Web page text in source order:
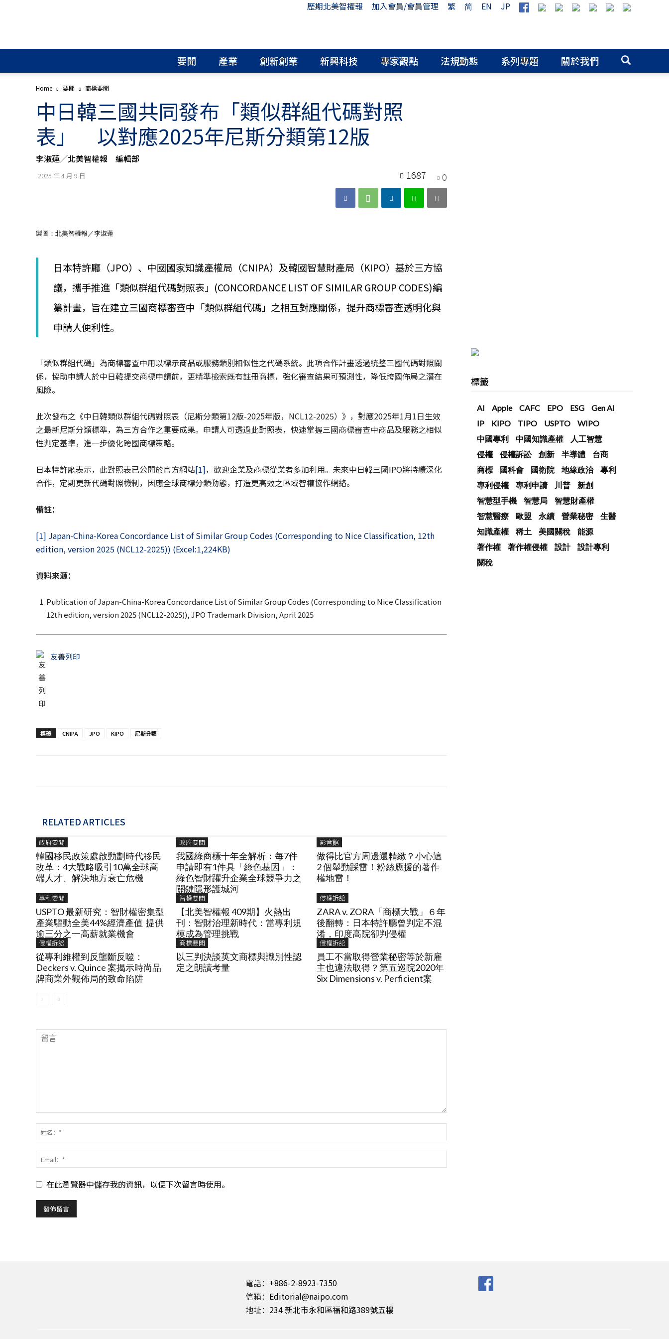
歷期北美智權報 加入會員/會員管理 繁 简 EN
JP
權
│
申
請
│
商
標
申
請
顧
│
專
利
國
專
要聞 產業 創新創業 新興科技 專家觀點 法規動態 系列專題 關於我們
Home 要聞 商標要聞
中日韓三國共同發布「類似群組代碼對照
表」 以對應2025年尼斯分類第12版
李淑蓮╱北美智權報 編輯部
2025 年 4 月 9 日 0
1687
製圖：北美智權報／李淑蓮
日本特許廳（JPO）、中國國家知識產權局（CNIPA）及韓國智慧財產局（KIPO）基於三方協
議，攜手推進「類似群組代碼對照表」(CONCORDANCE LIST OF SIMILAR GROUP CODES)編
纂計畫，旨在建立三國商標審查中「類似群組代碼」之相互對應關係，提升商標審查透明化與
申請人便利性。
「類似群組代碼」為商標審查中用以標示商品或服務類別相似性之代碼系統。此項合作計畫透過統整三國代碼對照關
係，協助申請人於中日韓提交商標申請前，更精準檢索既有註冊商標，強化審查結果可預測性，降低跨國佈局之潛在
風險。
此次發布之《中日韓類似群組代碼對照表（尼斯分類第12版-2025年版，NCL12-2025）》，對應2025年1月1日生效
之最新尼斯分類標準，為三方合作之重要成果。申請人可透過此對照表，快速掌握三國商標審查中商品及服務之相似
性判定基準，進一步優化跨國商標策略。
日本特許廳表示，此對照表已公開於官方網站[1]，歡迎企業及商標從業者多加利用。未來中日韓三國IPO將持續深化
合作，定期更新代碼對照機制，因應全球商標分類動態，打造更高效之區域智權協作網絡。
備註：
[1] Japan-China-Korea Concordance List of Similar Group Codes (Corresponding to Nice Classification, 12th
edition, version 2025 (NCL12-2025)) (Excel:1,224KB)
資料來源：
Publication of Japan-China-Korea Concordance List of Similar Group Codes (Corresponding to Nice Classification
12th edition, version 2025 (NCL12-2025)), JPO Trademark Division, April 2025
友善列印
標籤 CNIPA JPO KIPO 尼斯分類
RELATED ARTICLES
政府要聞
韓國移民政策處啟動劃時代移民
改革：4大戰略吸引10萬全球高
端人才、解決地方衰亡危機
政府要聞
我國綠商標十年全解析：每7件
申請即有1件具「綠色基因」：
綠色智財躍升企業全球競爭力之
關鍵隱形護城河
影音館
做得比官方周邊還精緻？小心這
2 個舉動踩雷！粉絲應援的著作
權地雷！
專利要聞
USPTO 最新研究：智財權密集型
產業驅動全美44%經濟產值 提供
逾三分之一高薪就業機會
智權要聞
【北美智權報 409期】火熱出
刊：智財治理新時代：當專利規
模成為管理挑戰
侵權訴訟
ZARA v. ZORA「商標大戰」６年
後翻轉：日本特許廳曾判定不混
淆，印度高院卻判侵權
侵權訴訟
從專利維權到反壟斷反噬：
Deckers v. Quince 案揭示時尚品
牌商業外觀佈局的致命陷阱
商標要聞
以三判決談英文商標與識別性認
定之朗讀考量
侵權訴訟
員工不當取得營業秘密等於新雇
主也違法取得？第五巡院2020年
Six Dimensions v. Perficient案
在此瀏覽器中儲存我的資訊，以便下次留言時使用。
標籤
AI Apple CAFC EPO ESG
Gen AI
IP
KIPO TIPO USPTO
WIPO
中國專利
中國知識產權
人工智慧
侵權
侵權訴訟 創新 半導體
台商
商標
國科會 國衛院 地緣政治
專利
專利侵權
專利申請 川普
新創
智慧型手機
智慧局
智慧財產權
智慧醫療
歐盟 永續 營業秘密
生醫
知識產權
稀土 美國關稅
能源
著作權
著作權侵權 設計
設計專利
關稅
電話： +886-2-8923-7350
信箱： Editorial@naipo.com
地址： 234 新北市永和區福和路389號五樓